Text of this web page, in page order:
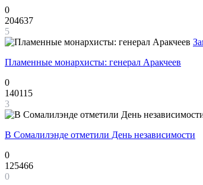
0
204637
5
Пламенные монархисты: генерал Аракчеев
0
140115
3
В Сомалилэнде отметили День независимости
0
125466
0